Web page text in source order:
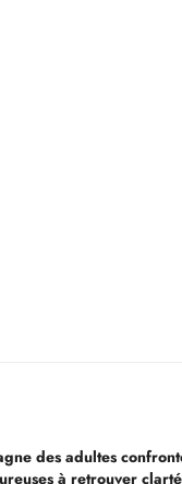
des adultes
à retrouver